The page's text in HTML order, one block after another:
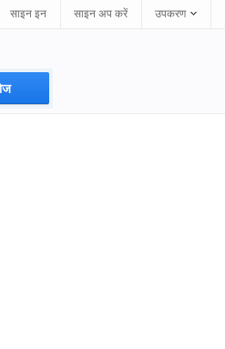
साइन इन साइन अप करें उपकरण